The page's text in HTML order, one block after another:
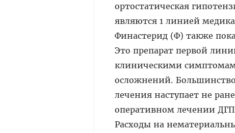
ортостатическая
являются 1 линией
Финастерид (Ф) также
Это препарат первой
клиническими
осложнений.
лечения наступает не
оперативном лечении
Расходы на